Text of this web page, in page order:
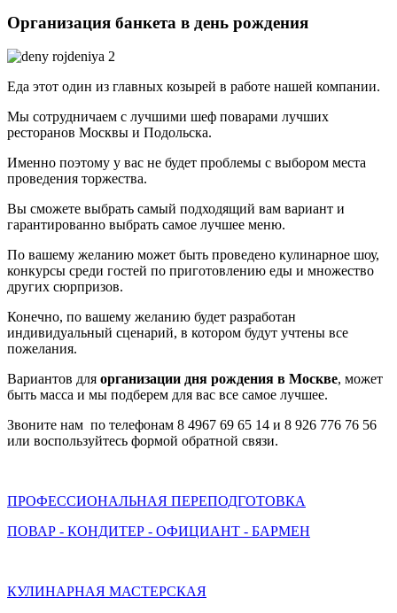
Организация банкета в день рождения
Еда этот один из главных козырей в работе нашей компании.
Мы сотрудничаем с лучшими шеф поварами лучших
ресторанов Москвы и Подольска.
Именно поэтому у вас не будет проблемы с выбором места
проведения торжества.
Вы сможете выбрать самый подходящий вам вариант и
гарантированно выбрать самое лучшее меню.
По вашему желанию может быть проведено кулинарное шоу,
конкурсы среди гостей по приготовлению еды и множество
других сюрпризов.
Конечно, по вашему желанию будет разработан
индивидуальный сценарий, в котором будут учтены все
пожелания.
Вариантов для организации дня рождения в Москве, может
быть масса и мы подберем для вас все самое лучшее.
Звоните нам по телефонам 8 4967 69 65 14 и 8 926 776 76 56
или воспользуйтесь формой обратной связи.
ПРОФЕССИОНАЛЬНАЯ ПЕРЕПОДГОТОВКА
ПОВАР - КОНДИТЕР - ОФИЦИАНТ - БАРМЕН
КУЛИНАРНАЯ МАСТЕРСКАЯ